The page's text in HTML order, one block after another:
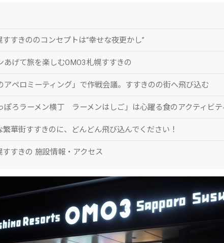
すすきののコンセプトは“幸せな夜更かし”
あげて旅を楽しむOMO3札幌すすきの
アペロミーティング」で作戦会議。すすきのの街へ飛び込む
ぽろラーメン横丁 ラーメンはしご」は心躍る食のアクティビテ
繁華街すすきのに、どんどん飛び込んでください！
すすきの 施設情報・アクセス